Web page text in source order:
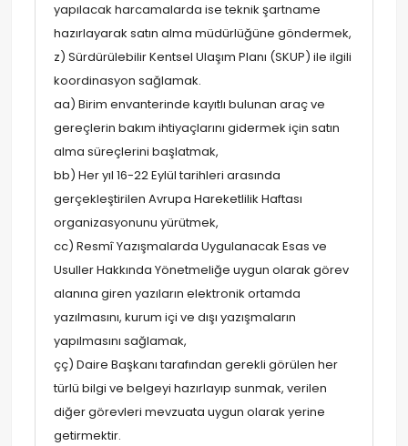
yapılacak harcamalarda ise teknik şartname
hazırlayarak satın alma müdürlüğüne göndermek,
z) Sürdürülebilir Kentsel Ulaşım Planı (SKUP) ile ilgili
koordinasyon sağlamak.
aa) Birim envanterinde kayıtlı bulunan araç ve
gereçlerin bakım ihtiyaçlarını gidermek için satın
alma süreçlerini başlatmak,
bb) Her yıl 16-22 Eylül tarihleri arasında
gerçekleştirilen Avrupa Hareketlilik Haftası
organizasyonunu yürütmek,
cc) Resmî Yazışmalarda Uygulanacak Esas ve
Usuller Hakkında Yönetmeliğe uygun olarak görev
alanına giren yazıların elektronik ortamda
yazılmasını, kurum içi ve dışı yazışmaların
yapılmasını sağlamak,
çç) Daire Başkanı tarafından gerekli görülen her
türlü bilgi ve belgeyi hazırlayıp sunmak, verilen
diğer görevleri mevzuata uygun olarak yerine
getirmektir.